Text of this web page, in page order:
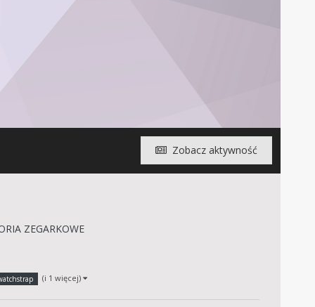
Zobacz aktywność
ZEGARKOWE
(i 1 więcej)